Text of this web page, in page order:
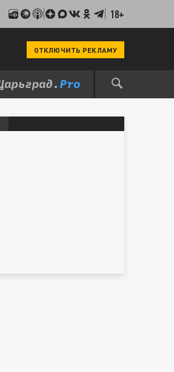
18+
ОТКЛЮЧИТЬ РЕКЛАМУ